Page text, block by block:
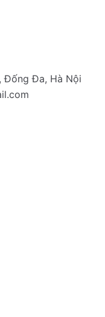
Đống Đa, Hà Nội